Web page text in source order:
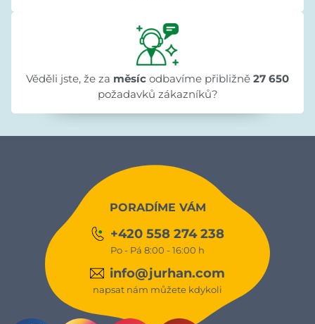
Věděli jste, že za měsíc odbavíme přibližně 27 650
požadavků zákazníků?
PORADÍME VÁM
+420 558 274 238
Po - Pá 8:00 - 16:00 h
info@jurhan.com
napsat nám můžete kdykoli